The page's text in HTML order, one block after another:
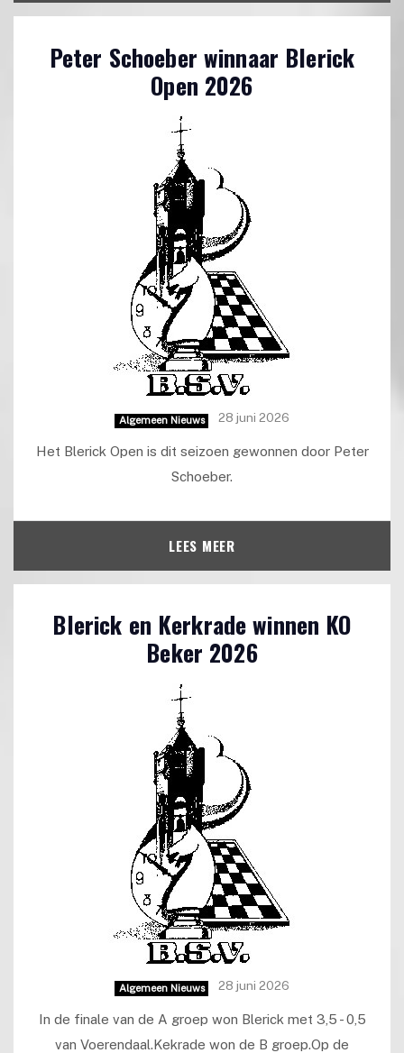
Peter Schoeber winnaar Blerick
Open 2026
Algemeen Nieuws 28 juni 2026
Het Blerick Open is dit seizoen gewonnen door Peter
Schoeber.
LEES MEER
Blerick en Kerkrade winnen KO
Beker 2026
Algemeen Nieuws 28 juni 2026
In de finale van de A groep won Blerick met 3,5 - 0,5
van Voerendaal.Kekrade won de B groep.Op de